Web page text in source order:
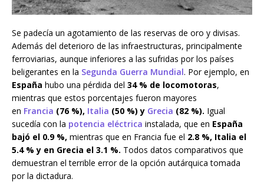
Se padecía un agotamiento de las reservas de oro y divisas.
Además del deterioro de las infraestructuras, principalmente
ferroviarias, aunque inferiores a las sufridas por los países
beligerantes en la Segunda Guerra Mundial. Por ejemplo, en
España hubo una pérdida del 34 % de locomotoras,
mientras que estos porcentajes fueron mayores
en Francia (76 %), Italia (50 %) y Grecia (82 %). Igual
sucedía con la potencia eléctrica instalada, que en España
bajó el 0.9 %, mientras que en Francia fue el 2.8 %, Italia el
5.4 % y en Grecia el 3.1 %. Todos datos comparativos que
demuestran el terrible error de la opción autárquica tomada
por la dictadura.